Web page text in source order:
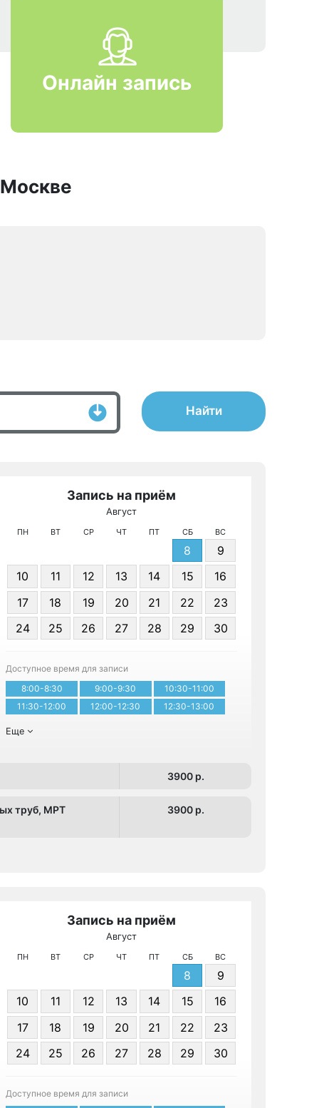
Онлайн запись
Найти
Запись на приём
Август
ПН ВТ СР ЧТ ПТ СБ ВС
8
9
10
11 12 13 14 15
16
17
18 19 20 21 22
23
24
25 26 27 28 29 30
Доступное время для записи
8:00-8:30
9:00-9:30
10:30-11:00
11:30-12:00
12:00-12:30 12:30-13:00
Еще
3900 p.
труб, МРТ
3900 p.
Запись на приём
Август
ПН ВТ СР ЧТ ПТ СБ ВС
8
9
10
11 12 13 14 15
16
17
18 19 20 21 22
23
24
25 26 27 28 29 30
Доступное время для записи